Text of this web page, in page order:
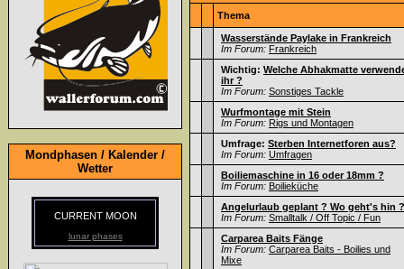
Mondphasen / Kalender /
Wetter
CURRENT MOON
lunar phases
Thema
Wasserstände Paylake in Frankreich
Im Forum: Frankreich
Wichtig: Welche Abhakmatte
ihr ?
Im Forum: Sonstiges Tackle
Wurfmontage mit Stein
Im Forum: Rigs und Montagen
Umfrage: Sterben Internetforen aus?
Im Forum: Umfragen
Boiliemaschine in 16 oder 18mm ?
Im Forum: Boilieküche
Angelurlaub geplant ? Wo geht's hin ?
Im Forum: Smalltalk / Off Topic / Fun
Carparea Baits Fänge
Im Forum: Carparea Baits - Boilies und
Mixe